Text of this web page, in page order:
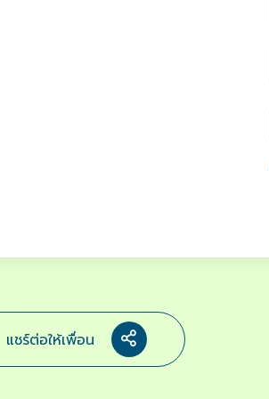
แชร์ต่อให้เพื่อน